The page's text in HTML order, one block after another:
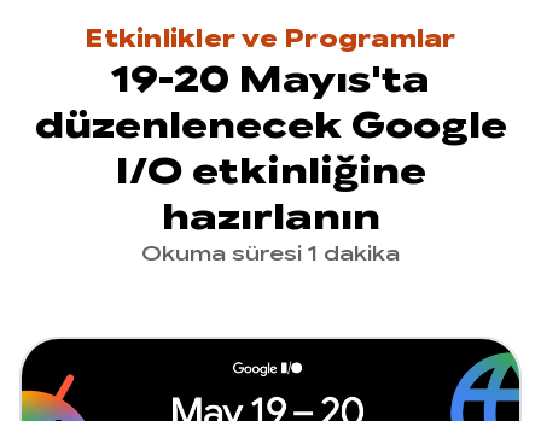
Etkinlikler ve Programlar
19-20 Mayıs'ta
düzenlenecek Google
I/O etkinliğine
hazırlanın
Okuma süresi 1 dakika